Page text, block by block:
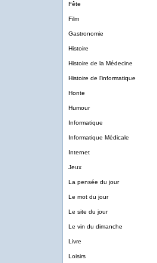
Fête
Film
Gastronomie
Histoire
Histoire de la Médecine
Histoire de l'informatique
Honte
Humour
Informatique
Informatique Médicale
Internet
Jeux
La pensée du jour
Le mot du jour
Le site du jour
Le vin du dimanche
Livre
Loisirs